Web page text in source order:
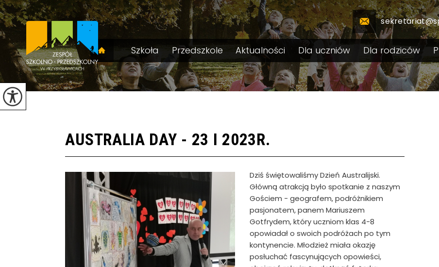
Szkoła Przedszkole Aktualności Dla uczniów Dla rodziców
AUSTRALIA DAY - 23 I 2023R.
Dziś świętowaliśmy Dzień Australijski.
Główną atrakcją było spotkanie z naszym
Gościem - geografem, podróżnikiem
pasjonatem, panem Mariuszem
Gotfrydem, który uczniom klas 4-8
opowiadał o swoich podróżach po tym
kontynencie. Młodzież miała okazję
posłuchać fascynujących opowieści,